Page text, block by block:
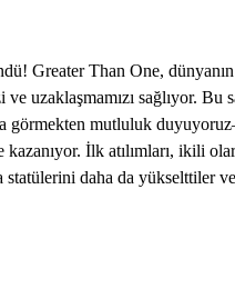
Greater Than One, dünyanın
ve uzaklaşmamızı sağlıyor.
görmekten mutluluk
kazanıyor. İlk atılımları, ikili
daha da yükselttiler ve